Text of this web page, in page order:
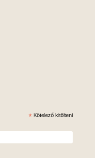
* Kötelező kitölteni